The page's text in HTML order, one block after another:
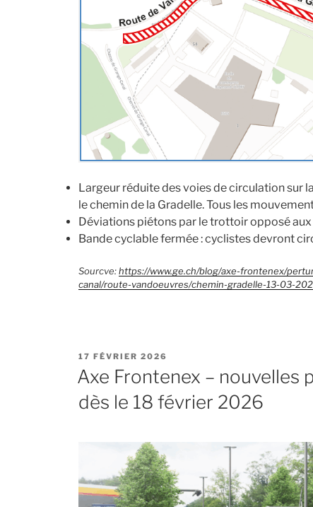
Largeur réduite des voies de circulation sur
le chemin de la Gradelle. Tous les
Déviations piétons par le trottoir opposé
Bande cyclable fermée : cyclistes devront
Sourcve:https://www.ge.ch/blog/axe-frontenex/
canal/route-vandoeuvres/chemin-gradelle-13-03-
PUBLIÉ
LE
17 FÉVRIER 2026
Axe Frontenex – nouvelles
dès le 18 février 2026